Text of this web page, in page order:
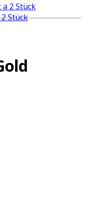
Stück